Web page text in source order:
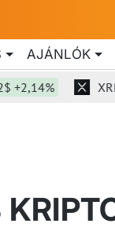
AJÁNLÓK
XRP